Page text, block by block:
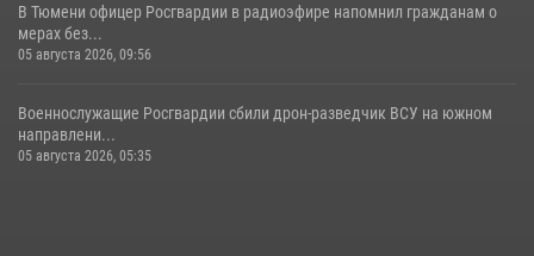
В Тюмени офицер Росгвардии в радиоэфире напомнил гражданам о
мерах без...
05 августа 2026, 09:56
Военнослужащие Росгвардии сбили дрон-разведчик ВСУ на южном
направлени...
05 августа 2026, 05:35